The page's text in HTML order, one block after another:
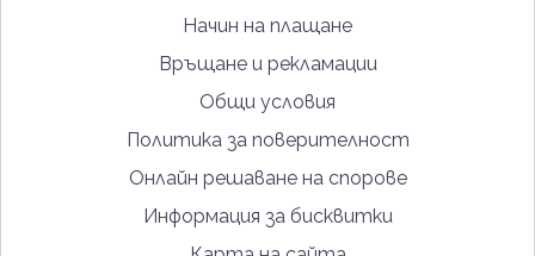
Начин на плащане
Връщане и рекламации
Общи условия
Политика за поверителност
Онлайн решаване на спорове
Информация за бисквитки